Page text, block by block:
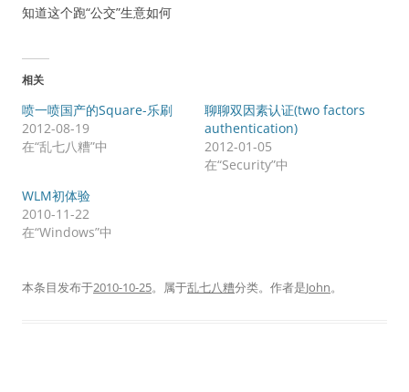
知道这个跑“公交”生意如何
相关
喷一喷国产的Square-乐刷
2012-08-19
在“乱七八糟”中
聊聊双因素认证(two factors
authentication)
2012-01-05
在“Security”中
WLM初体验
2010-11-22
在“Windows”中
本条目发布于2010-10-25。属于乱七八糟分类。 作者是John。